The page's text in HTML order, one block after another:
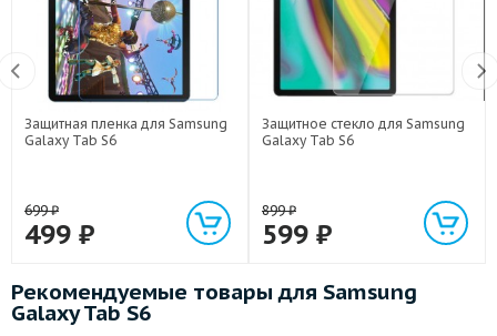
Защитная пленка для Samsung
Galaxy Tab S6
699₽
499 ₽
Защитное стекло для Samsung
Galaxy Tab S6
899₽
599 ₽
Рекомендуемые товары для Samsung
Galaxy Tab S6